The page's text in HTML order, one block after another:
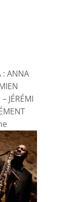
: ANNA
JÉRÉMI